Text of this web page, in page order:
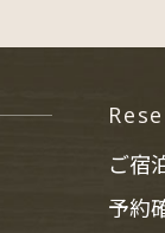
ご宿
予約